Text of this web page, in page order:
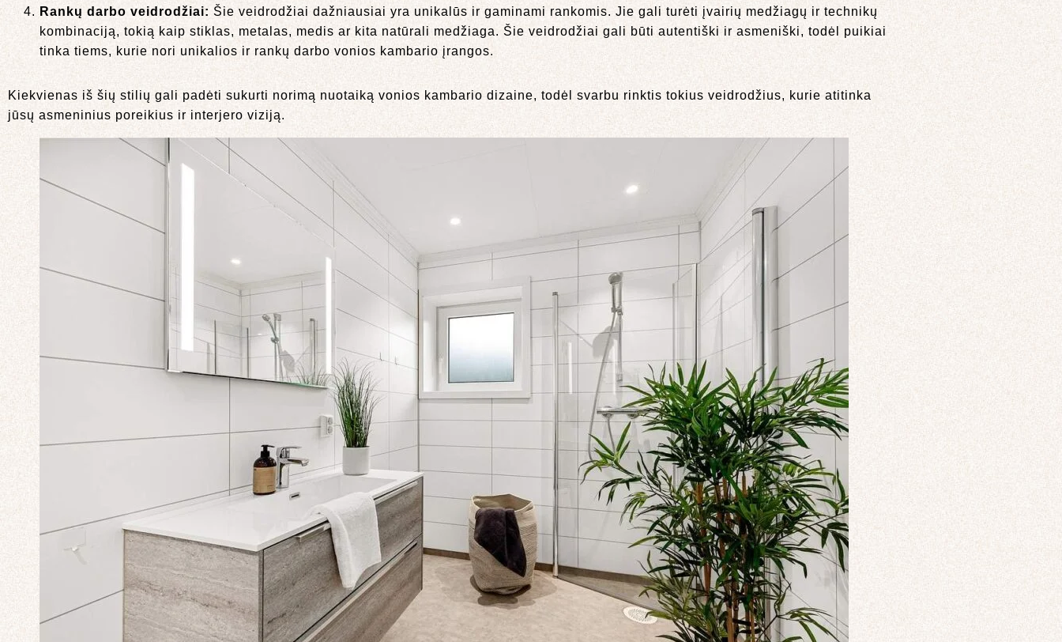
Rankų darbo veidrodžiai: Šie veidrodžiai dažniausiai yra unikalūs ir gaminami rankomis. Jie gali turėti įvairių medžiagų ir technikų
kombinaciją, tokią kaip stiklas, metalas, medis ar kita natūrali medžiaga. Šie veidrodžiai gali būti autentiški ir asmeniški, todėl puikiai
tinka tiems, kurie nori unikalios ir rankų darbo vonios kambario įrangos.
Kiekvienas iš šių stilių gali padėti sukurti norimą nuotaiką vonios kambario dizaine, todėl svarbu rinktis tokius veidrodžius, kurie atitinka
jūsų asmeninius poreikius ir interjero viziją.